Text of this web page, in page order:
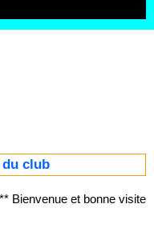
club
Bienvenue et bonne visite